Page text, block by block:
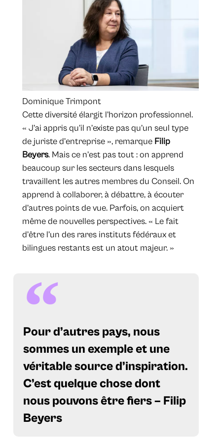
Dominique Trimpont
Cette diversité élargit l’horizon professionnel.
« J’ai appris qu’il n’existe pas qu’un seul type
de juriste d’entreprise », remarque Filip
Beyers. Mais ce n’est pas tout : on apprend
beaucoup sur les secteurs dans lesquels
travaillent les autres membres du Conseil. On
apprend à collaborer, à débattre, à écouter
d’autres points de vue. Parfois, on acquiert
même de nouvelles perspectives. « Le fait
d’être l’un des rares instituts fédéraux et
bilingues restants est un atout majeur. »
Pour d’autres pays, nous
sommes un exemple et une
véritable source d’inspiration.
C’est quelque chose dont
nous pouvons être fiers – Filip
Beyers